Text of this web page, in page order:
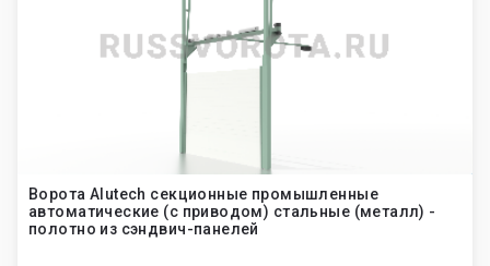
Ворота Alutech секционные промышленные
автоматические (с приводом) стальные (металл) -
полотно из сэндвич-панелей